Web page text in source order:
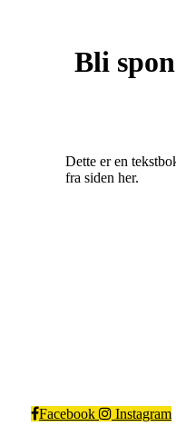
Bli
Dette er en
fra siden her.
Facebook Instagram